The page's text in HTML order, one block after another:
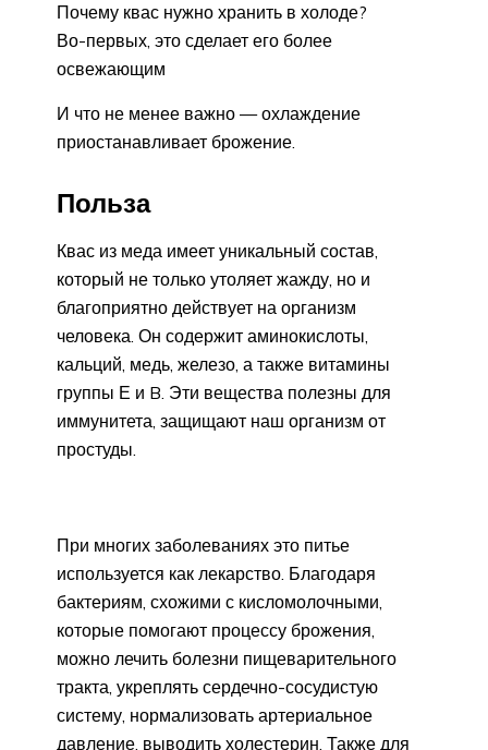
Почему квас нужно хранить в холоде?
Во-первых, это сделает его более
освежающим
И что не менее важно — охлаждение
приостанавливает брожение.
Польза
Квас из меда имеет уникальный состав,
который не только утоляет жажду, но и
благоприятно действует на организм
человека. Он содержит аминокислоты,
кальций, медь, железо, а также витамины
группы Е и B. Эти вещества полезны для
иммунитета, защищают наш организм от
простуды.
При многих заболеваниях это питье
используется как лекарство. Благодаря
бактериям, схожими с кисломолочными,
которые помогают процессу брожения,
можно лечить болезни пищеварительного
тракта, укреплять сердечно-сосудистую
систему, нормализовать артериальное
давление, выводить холестерин. Также для